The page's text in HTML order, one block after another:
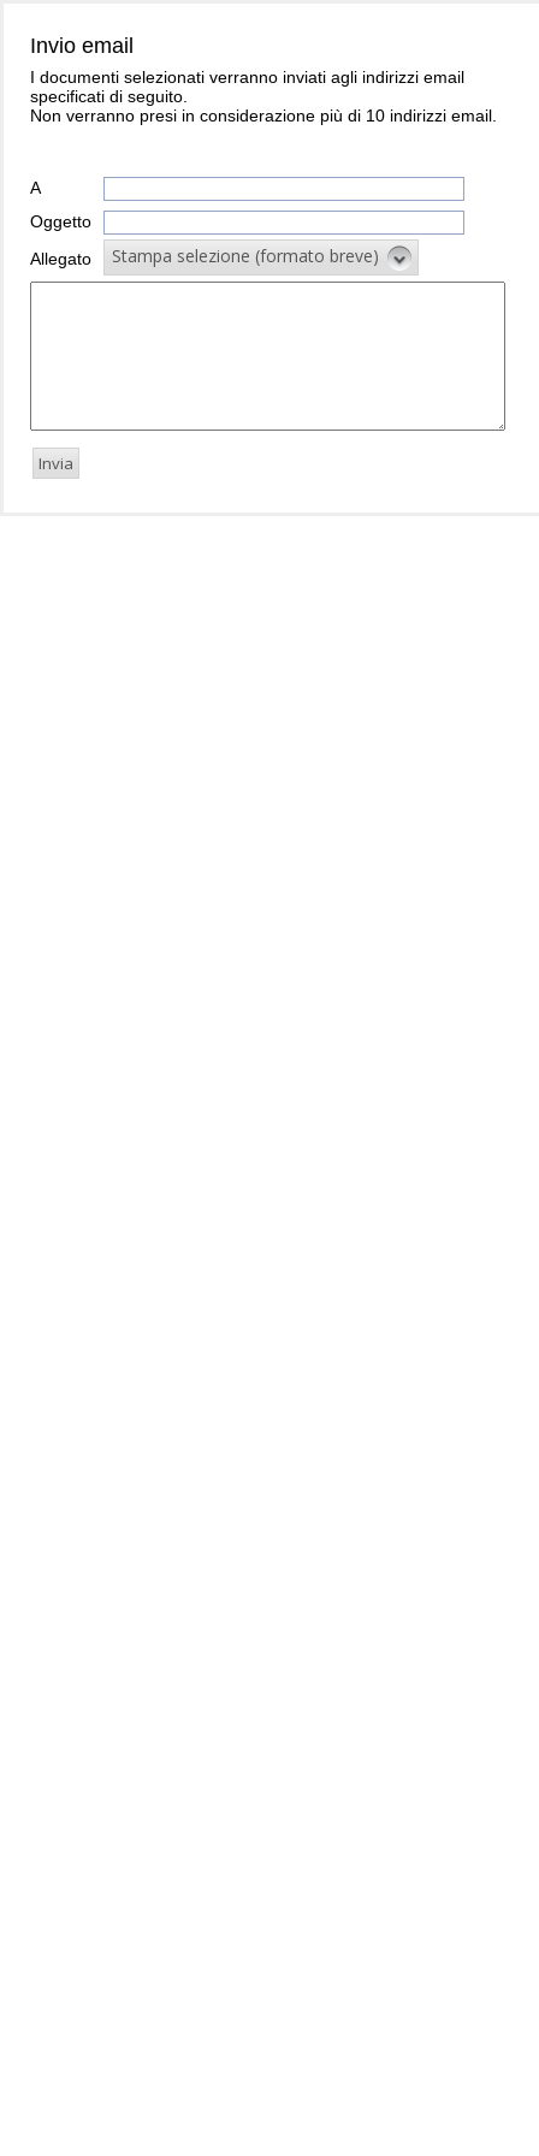
Invio email
I documenti selezionati verranno inviati agli indirizzi email
specificati di seguito.
Non verranno presi in considerazione più di 10 indirizzi email.
A
Oggetto
Allegato
Stampa selezione (formato breve)